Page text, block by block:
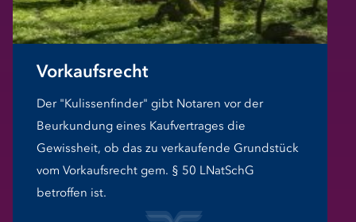
Vorkaufsrecht
Der "Kulissenfinder" gibt Notaren vor der
Beurkundung eines Kaufvertrages die
Gewissheit, ob das zu verkaufende Grundstück
vom Vorkaufsrecht gem. § 50 LNatSchG
betroffen ist.